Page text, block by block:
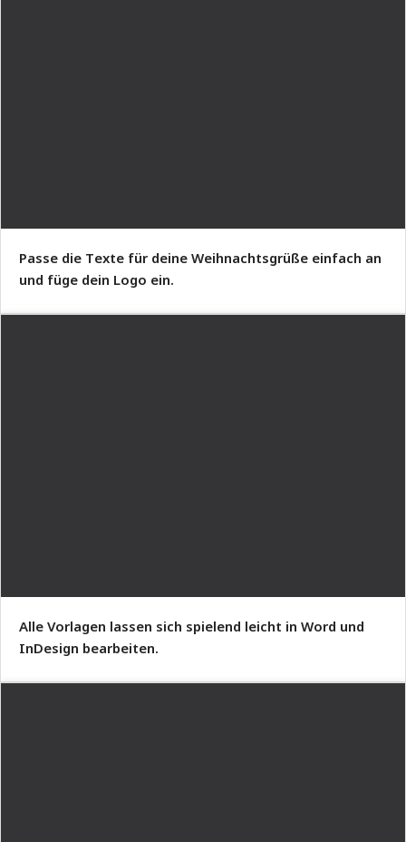
Passe die Texte für deine Weihnachtsgrüße einfach an
und füge dein Logo ein.
Alle Vorlagen lassen sich spielend leicht in Word und
InDesign bearbeiten.